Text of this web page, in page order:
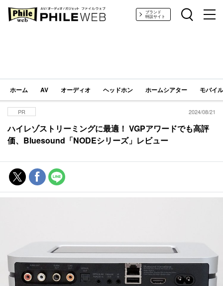
PHILE WEB｜AV/オーディオ/ガジェットブランド
特設サイト
ホーム AV オーディオ ヘッドホン ホームシアター モバイ
PR 2024/08/21
ハイレゾストリーミングに最適！ VGPアワードでも高評
価、Bluesound「NODEシリーズ」レビュー